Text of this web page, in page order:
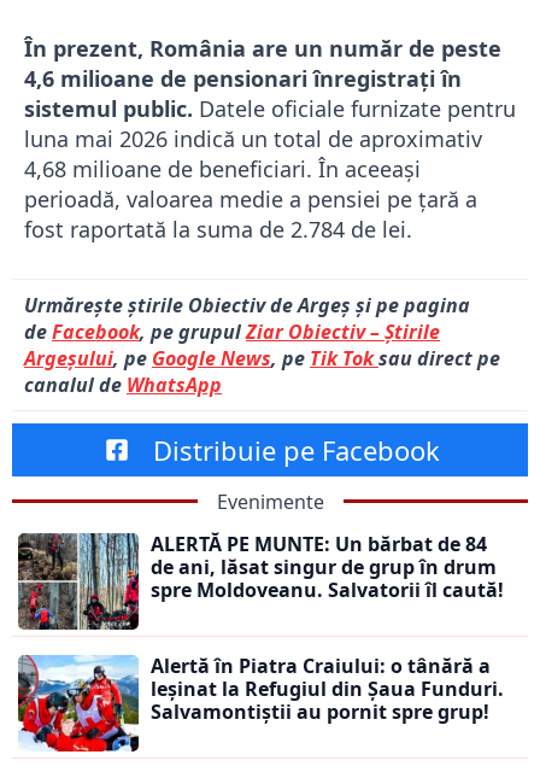
În prezent, România are un număr de peste
4,6 milioane de pensionari înregistrați în
sistemul public. Datele oficiale furnizate pentru
luna mai 2026 indică un total de aproximativ
4,68 milioane de beneficiari. În aceeași
perioadă, valoarea medie a pensiei pe țară a
fost raportată la suma de 2.784 de lei.
Urmărește știrile Obiectiv de Argeș și pe pagina
deFacebook, pe grupulZiar Obiectiv – Știrile
Argeșului, pe Google News, pe Tik Toksau direct pe
canalul de WhatsApp
Distribuie pe Facebook
Evenimente
ALERTĂ PE MUNTE: Un bărbat de 84
de ani, lăsat singur de grup în drum
spre Moldoveanu. Salvatorii îl caută!
Alertă în Piatra Craiului: o tânără a
leșinat la Refugiul din Șaua Funduri.
Salvamontiștii au pornit spre grup!